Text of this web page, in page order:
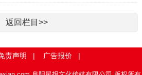
返回栏目>>
责声明 | 广告报价 |